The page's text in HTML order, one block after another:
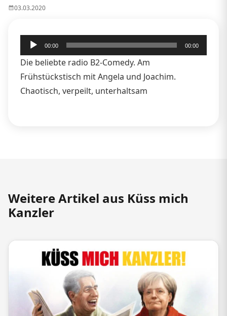
03.03.2020
Audio-
Player
00:00 00:00
Die beliebte radio B2-Comedy. Am
Frühstückstisch mit Angela und Joachim.
Chaotisch, verpeilt, unterhaltsam
Weitere Artikel aus Küss mich
Kanzler